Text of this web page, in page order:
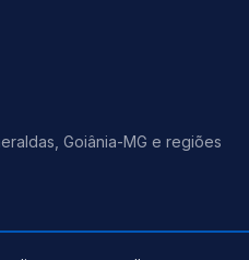
Goiânia-MG e regiões